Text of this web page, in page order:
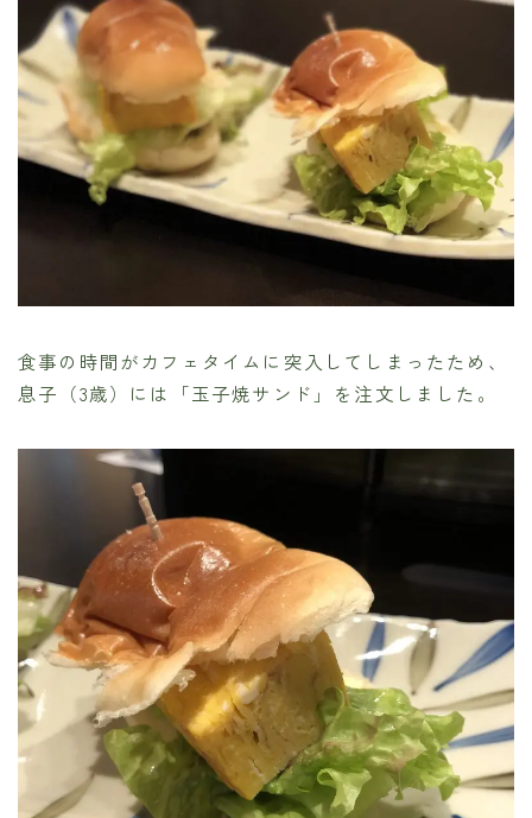
食事の時間がカフェタイムに突入してしまったため、
息子（3歳）には「玉子焼サンド」を注文しました。